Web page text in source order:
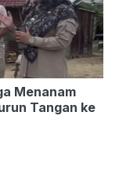
Menanam
Tangan ke